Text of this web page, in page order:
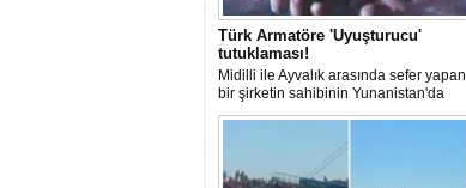
Türk Armatöre 'Uyuşturucu'
tutuklaması!
Midilli ile Ayvalık arasında sefer yapan
bir şirketin sahibinin Yunanistan'da
tutuklandığı bildirildi.